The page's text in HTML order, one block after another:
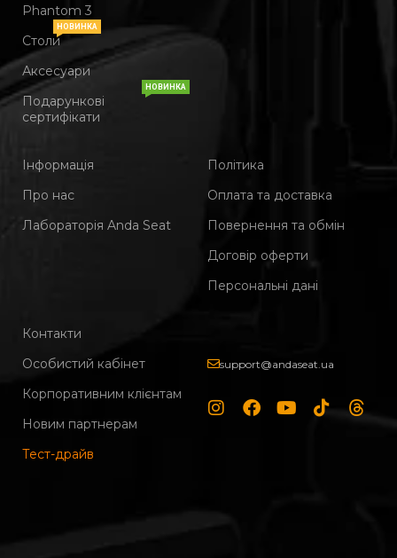
Phantom 3
Столи
НОВИНКА
Аксесуари
Подарункові
сертифікати
НОВИНКА
Інформація
Про нас
Лабораторія Anda Seat
Політика
Оплата та доставка
Повернення та обмін
Договір оферти
Персональні дані
Контакти
Особистий кабінет
Корпоративним клієнтам
Новим партнерам
Тест-драйв
support@andaseat.ua